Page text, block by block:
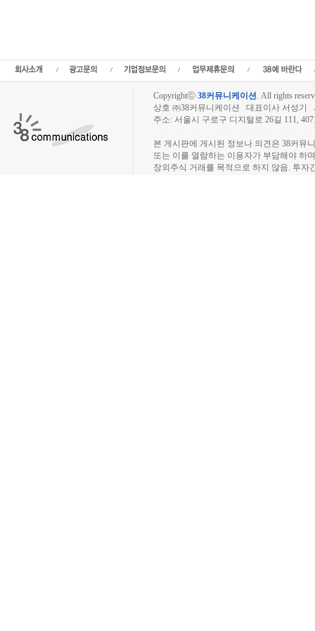
Copyrightⓒ 38커뮤니케이션. All rights
상호 ㈜38커뮤니케이션 대표이사 서성기
주소: 서울시 구로구 디지털로 26길 111,
본 게시판에 게시된 정보나 의견은 38커뮤
또는 이를 열람하는 이용자가 부담해야 하
장외주식 거래를 목적으로 하지 않음. 투